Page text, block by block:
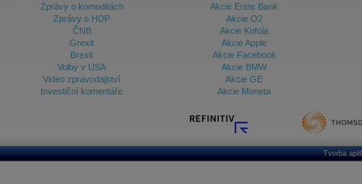
Zprávy o komoditách
Zprávy o HDP
ČNB
Grexit
Brexit
Volby v USA
Video zpravodajství
Investiční komentáře
Akcie Erste Bank
Akcie O2
Akcie Kofola
Akcie Apple
Akcie Facebook
Akcie BMW
Akcie GE
Akcie Moneta
Tvorba